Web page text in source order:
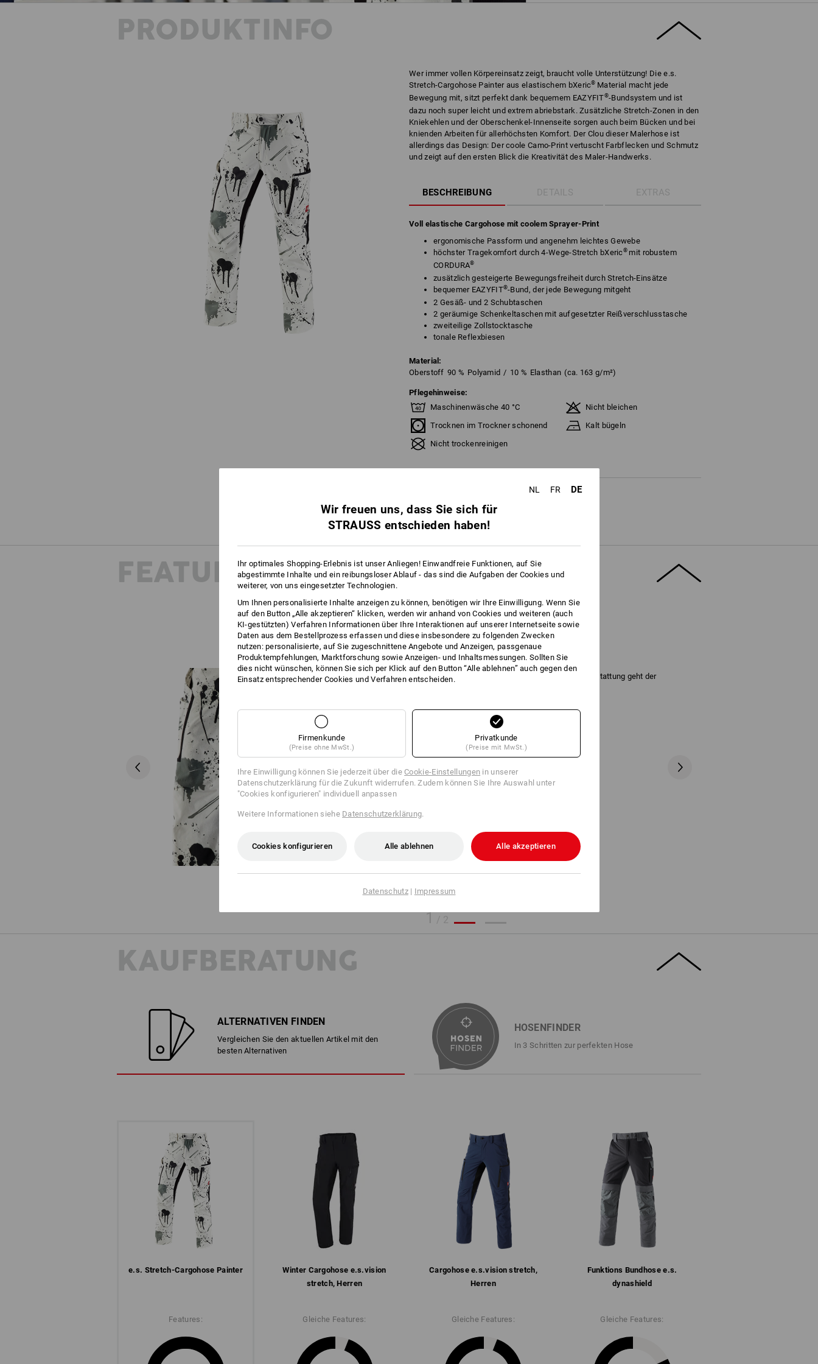
PRODUKTINFO
Wer immer vollen Körpereinsatz zeigt, braucht volle Unterstützung! Die e.s.
Stretch-Cargohose Painter aus elastischem bXeric® Material macht jede
Bewegung mit, sitzt perfekt dank bequemem EAZYFIT®-Bundsystem und ist
dazu noch super leicht und extrem abriebstark. Zusätzliche Stretch-Zonen in den
Kniekehlen und der Oberschenkel-Innenseite sorgen auch beim Bücken und bei
knienden Arbeiten für allerhöchsten Komfort. Der Clou dieser Malerhose ist
allerdings das Design: Der coole Camo-Print vertuscht Farbflecken und Schmutz
und zeigt auf den ersten Blick die Kreativität des Maler-Handwerks.
BESCHREIBUNG DETAILS EXTRAS
Voll elastische Cargohose mit coolem Sprayer-Print
ergonomische Passform und angenehm leichtes Gewebe
höchster Tragekomfort durch 4-Wege-Stretch bXeric ® mit robustem
CORDURA®
zusätzlich gesteigerte Bewegungsfreiheit durch Stretch-Einsätze
bequemer EAZYFIT®-Bund, der jede Bewegung mitgeht
2 Gesäß- und 2 Schubtaschen
2 geräumige Schenkeltaschen mit aufgesetzter Reißverschlusstasche
zweiteilige Zollstocktasche
tonale Reflexbiesen
Material:
Oberstoff 90 % Polyamid / 10 % Elasthan (ca. 163 g/m²)
Pflegehinweise:
Maschinenwäsche 40 °C
Nicht bleichen
Trocknen im Trockner schonend
Kalt bügeln
Nicht trockenreinigen
FEATURES
DER BEQUEMERE GIBT NACH!
Elastisch in jede Richtung: Dank 4-Wege-Stretch Ausstattung geht der
1 / 2
KAUFBERATUNG
ALTERNATIVEN FINDEN
Vergleichen Sie den aktuellen Artikel mit den
besten Alternativen
HOSENFINDER
In 3 Schritten zur perfekten Hose
e.s. Stretch-Cargohose Painter
Features:
Winter­ Cargohose e.s.​vision
stretch, Herren
Cargohose e.s.​vision stretch,
Herren
Funktions­ Bundhose e.s.​
dynashield
Gleiche Features: Gleiche Features: Gleiche Features:
NL FR DE
Wir freuen uns, dass Sie sich für
STRAUSS entschieden haben!
Ihr optimales Shopping-Erlebnis ist unser Anliegen! Einwandfreie Funktionen, auf Sie
abgestimmte Inhalte und ein reibungsloser Ablauf - das sind die Aufgaben der Cookies und
weiterer, von uns eingesetzter Technologien.
Um Ihnen personalisierte Inhalte anzeigen zu können, benötigen wir Ihre Einwilligung. Wenn Sie
auf den Button „Alle akzeptieren“ klicken, werden wir anhand von Cookies und weiteren (auch
KI-gestützten) Verfahren Informationen über Ihre Interaktionen auf unserer Internetseite sowie
Daten aus dem Bestellprozess erfassen und diese insbesondere zu folgenden Zwecken
nutzen: personalisierte, auf Sie zugeschnittene Angebote und Anzeigen, passgenaue
Produktempfehlungen, Marktforschung sowie Anzeigen- und Inhaltsmessungen. Sollten Sie
dies nicht wünschen, können Sie sich per Klick auf den Button “Alle ablehnen” auch gegen den
Einsatz entsprechender Cookies und Verfahren entscheiden.
Firmenkunde
(Preise ohne MwSt.)
Privatkunde
(Preise mit MwSt.)
Ihre Einwilligung können Sie jederzeit über dieCookie-Einstellungen in unserer
Datenschutzerklärung für die Zukunft widerrufen. Zudem können Sie Ihre Auswahl unter
"Cookies konfigurieren" individuell anpassen
Weitere Informationen siehe Datenschutzerklärung.
Cookies konfigurieren Alle ablehnen Alle akzeptieren
Datenschutz| Impressum